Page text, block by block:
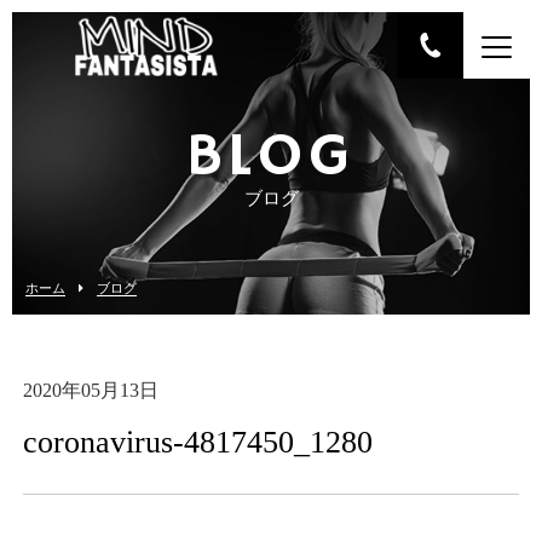
BLOG
ブログ
ホーム ブログ
2020年05月13日
coronavirus-4817450_1280